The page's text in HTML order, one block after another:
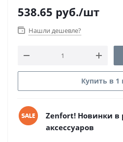
538.65 руб./шт
Нашли дешевле?
Купить в 1
Zenfort! Новинки в
аксессуаров